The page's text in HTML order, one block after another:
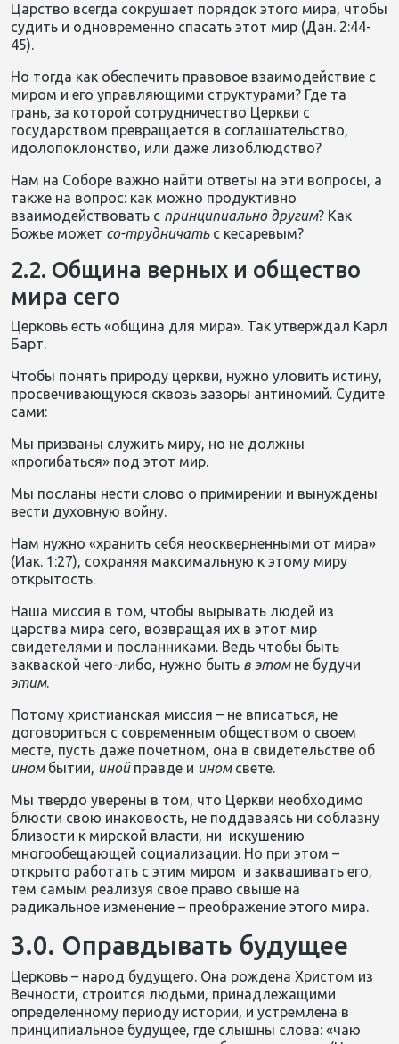
Царство всегда сокрушает порядок этого мира, чтобы
судить и одновременно спасать этот мир (Дан. 2:44-
45).
Но тогда как обеспечить правовое взаимодействие с
миром и его управляющими структурами? Где та
грань, за которой сотрудничество Церкви с
государством превращается в соглашательство,
идолопоклонство, или даже лизоблюдство?
Нам на Соборе важно найти ответы на эти вопросы, а
также на вопрос: как можно продуктивно
взаимодействовать с принципиально другим? Как
Божье может со-трудничатьс кесаревым?
2.2. Община верных и общество
мира сего
Церковь есть «община для мира». Так утверждал Карл
Барт.
Чтобы понять природу церкви, нужно уловить истину,
просвечивающуюся сквозь зазоры антиномий. Судите
сами:
Мы призваны служить миру, но не должны
«прогибаться» под этот мир.
Мы посланы нести слово о примирении и вынуждены
вести духовную войну.
Нам нужно «хранить себя неоскверненными от мира»
(Иак. 1:27), сохраняя максимальную к этому миру
открытость.
Наша миссия в том, чтобы вырывать людей из
царства мира сего, возвращая их в этот мир
свидетелями и посланниками. Ведь чтобы быть
закваской чего-либо, нужно быть в этомне будучи
этим.
Потому христианская миссия – не вписаться, не
договориться с современным обществом о своем
месте, пусть даже почетном, она в свидетельстве об
иномбытии, инойправде и иномсвете.
Мы твердо уверены в том, что Церкви необходимо
блюсти свою инаковость, не поддаваясь ни соблазну
близости к мирской власти, ни искушению
многообещающей социализации. Но при этом –
открыто работать с этим миром и заквашивать его,
тем самым реализуя свое право свыше на
радикальное изменение – преображение этого мира.
3.0. Оправдывать будущее
Церковь – народ будущего. Она рождена Христом из
Вечности, строится людьми, принадлежащими
определенному периоду истории, и устремлена в
принципиальное будущее, где слышны слова: «чаю